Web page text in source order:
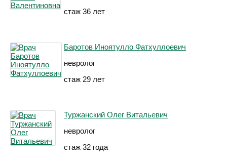
стаж 36 лет
Баротов Иноятулло Фатхуллоевич
невролог
стаж 29 лет
Туржанский Олег Витальевич
невролог
стаж 32 года